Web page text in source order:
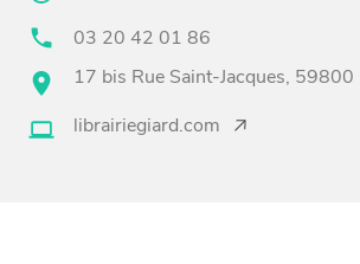
03 20 42 01 86
17 bis Rue Saint-Jacques, 59800
librairiegiard.com
BONS PLANS ET